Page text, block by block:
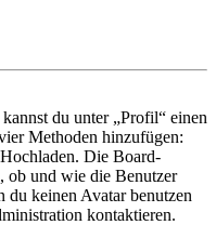
du unter „Profil“ einen
Methoden hinzufügen:
Die Board-
ob und wie die Benutzer
du keinen Avatar benutzen
kontaktieren.